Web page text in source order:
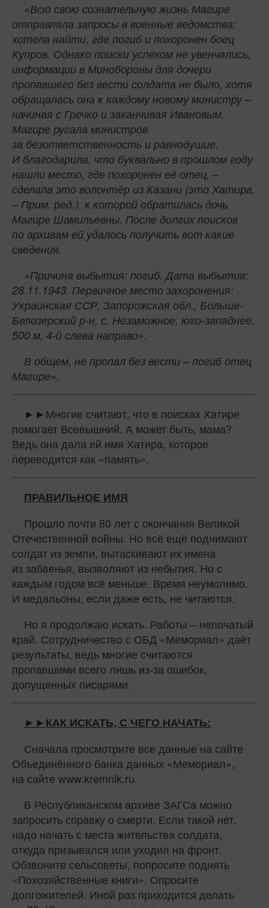
«Всю свою сознательную жизнь Магире
отправляла запросы в военные ведомства:
хотела найти, где погиб и похоронен боец
Купров. Однако поиски успехом не увенчались,
информации в Минобороны для дочери
пропавшего без вести солдата не было, хотя
обращалась она к каждому новому министру –
начиная с Гречко и заканчивая Ивановым.
Магире ругала министров
за безответственность и равнодушие.
И благодарила, что буквально в прошлом году
нашли место, где похоронен её отец, –
сделала это волонтёр из Казани (это Хатира.
– Прим. ред.), к которой обратилась дочь
Магире Шамильевны. После долгих поисков
по архивам ей удалось получить вот какие
сведения.
«Причина выбытия: погиб. Дата выбытия:
28.11.1943. Первичное место захоронения:
Украинская ССР, Запорожская обл., Больше-
Белозерский р-н, с. Незаможное, юго-западнее,
500 м, 4‑й слева направо».
В общем, не пропал без вести – погиб отец
Магире».
►►Многие считают, что в поисках Хатире
помогает Всевышний. А может быть, мама?
Ведь она дала ей имя Хатира, которое
переводится как «память».
ПРАВИЛЬНОЕ ИМЯ
Прошло почти 80 лет с окончания Великой
Отечественной войны. Но всё ещё поднимают
солдат из земли, вытаскивают их имена
из забвенья, вызволяют из небытия. Но с
каждым годом всё меньше. Время неумолимо.
И медальоны, если даже есть, не читаются.
Но я продолжаю искать. Работы – непочатый
край. Сотрудничество с ОБД «Мемориал» даёт
результаты, ведь многие считаются
пропавшими всего лишь из‑за ошибок,
допущенных писарями.
►►КАК ИСКАТЬ, С ЧЕГО НАЧАТЬ:
Сначала просмотрите все данные на сайте
Объединённого банка данных «Мемориал»,
на сайте www.kremnik.ru.
В Республиканском архиве ЗАГСа можно
запросить справку о смерти. Если такой нет,
надо начать с места жительства солдата,
откуда призывался или уходил на фронт.
Обзвоните сельсоветы, попросите поднять
«Похозяйственные книги». Опросите
долгожителей. Иной раз приходится делать